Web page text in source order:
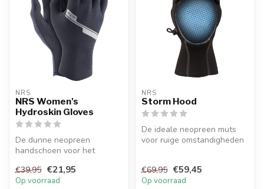
NRS
NRS Women's
Hydroskin Gloves
De dunne neopreen
handschoen voor het
€39,95 €21,95
Op voorraad
NRS
Storm Hood
De ideale neopreen muts
voor ruige omstandigheden
€69,95 €59,45
Op voorraad